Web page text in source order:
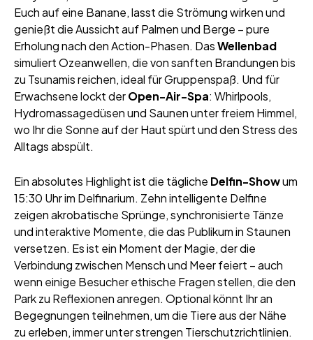
Euch auf eine Banane, lasst die Strömung wirken und
genießt die Aussicht auf Palmen und Berge – pure
Erholung nach den Action-Phasen. DasWellenbad
simuliert Ozeanwellen, die von sanften Brandungen bis
zu Tsunamis reichen, ideal für Gruppenspaß. Und für
Erwachsene lockt derOpen-Air-Spa: Whirlpools,
Hydromassagedüsen und Saunen unter freiem Himmel,
wo Ihr die Sonne auf der Haut spürt und den Stress des
Alltags abspült.
Ein absolutes Highlight ist die tägliche Delfin-Showum
15:30 Uhr im Delfinarium. Zehn intelligente Delfine
zeigen akrobatische Sprünge, synchronisierte Tänze
und interaktive Momente, die das Publikum in Staunen
versetzen. Es ist ein Moment der Magie, der die
Verbindung zwischen Mensch und Meer feiert – auch
wenn einige Besucher ethische Fragen stellen, die den
Park zu Reflexionen anregen. Optional könnt Ihr an
Begegnungen teilnehmen, um die Tiere aus der Nähe
zu erleben, immer unter strengen Tierschutzrichtlinien.